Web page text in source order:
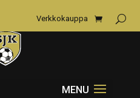
Verkkokauppa